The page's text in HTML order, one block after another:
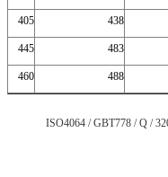
438
405
483
445
488
460